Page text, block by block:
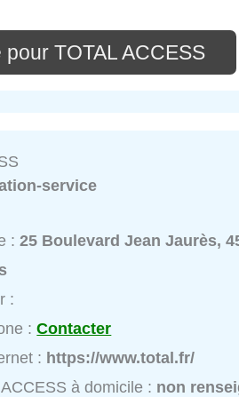
TOTAL ACCESS
service
:25 Boulevard Jean Jaurès,
:
:Contacter
: https://www.total.fr/
à domicile : non